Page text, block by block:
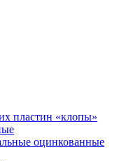
пластин «клопы»
оцинкованные